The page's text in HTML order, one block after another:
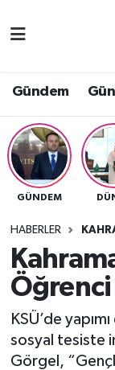
Gündem
GÜNDEM
HABERLER
Öğrenci
KSÜ’de
sosyal tesiste
Görgel,
Eğitim
Ekonomi
Güncel
Gündem
Politika
Nöbetçi
Namaz
Trafik
Süper Lig
Tüm
Haber